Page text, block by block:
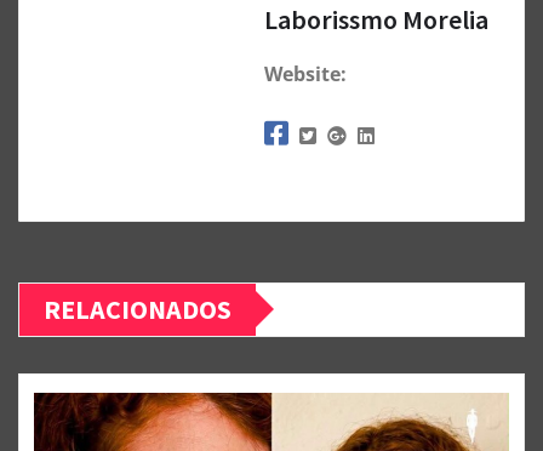
Laborissmo Morelia
Website:
RELACIONADOS